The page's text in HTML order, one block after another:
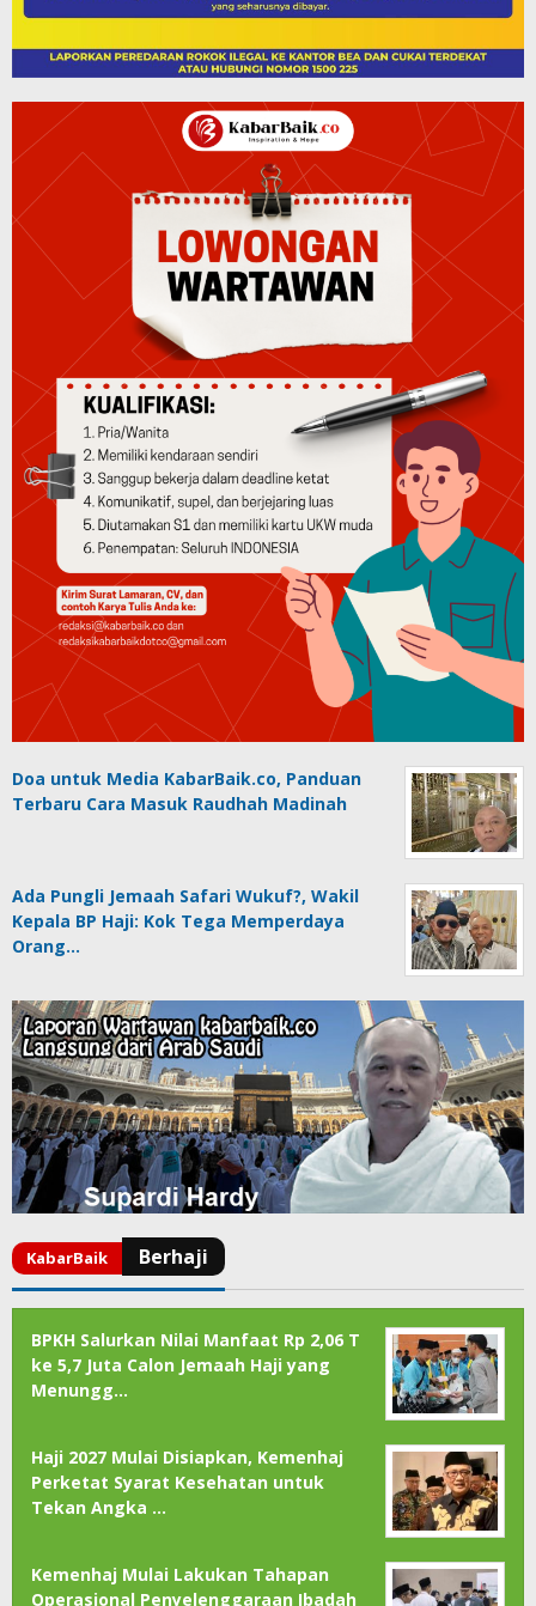
Doa untuk Media KabarBaik.co, Panduan
Terbaru Cara Masuk Raudhah Madinah
Ada Pungli Jemaah Safari Wukuf?, Wakil
Kepala BP Haji: Kok Tega Memperdaya
Orang…
BPKH Salurkan Nilai Manfaat Rp 2,06 T
ke 5,7 Juta Calon Jemaah Haji yang
Menungg…
Haji 2027 Mulai Disiapkan, Kemenhaj
Perketat Syarat Kesehatan untuk
Tekan Angka …
Kemenhaj Mulai Lakukan Tahapan
Operasional Penyelenggaraan Ibadah